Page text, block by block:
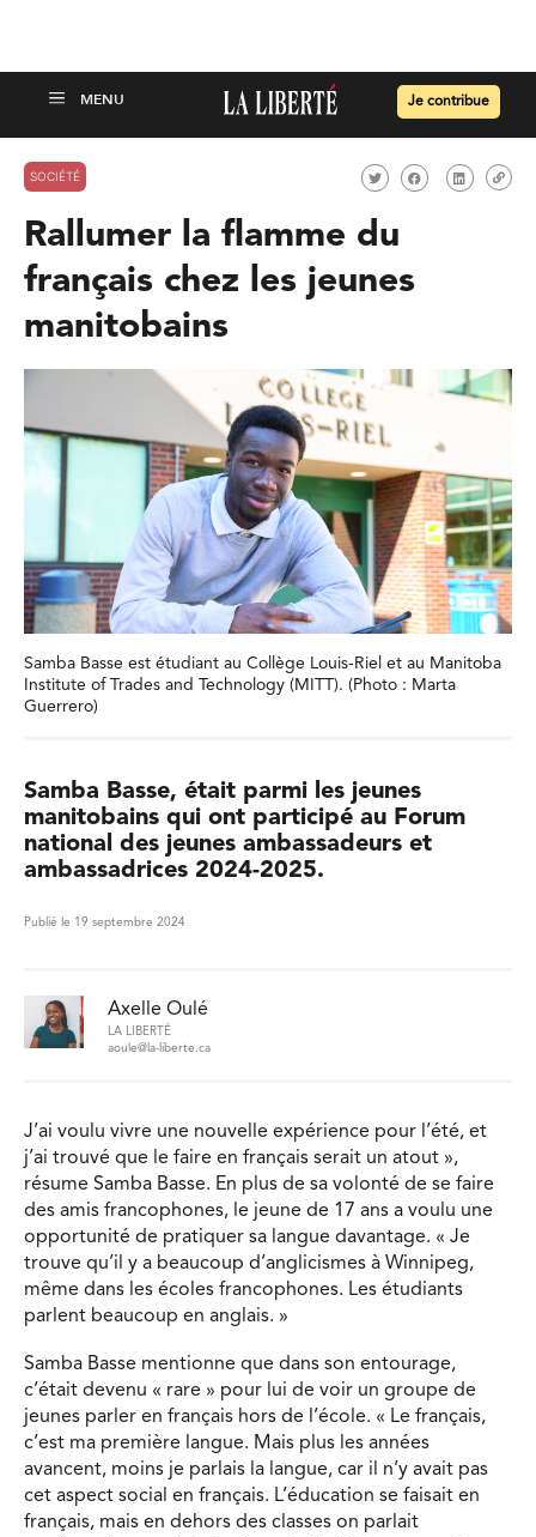
Je contribue
SOCIÉTÉ
Rallumer la flamme du
français chez les jeunes
manitobains
Samba Basse est étudiant au Collège Louis-Riel et au Manitoba
Institute of Trades and Technology (MITT). (Photo : Marta
Guerrero)
Samba Basse, était parmi les jeunes
manitobains qui ont participé au Forum
national des jeunes ambassadeurs et
ambassadrices 2024-2025.
Publié le 19 septembre 2024
Axelle Oulé
LA LIBERTÉ
aoule@la-liberte.ca
J’ai voulu vivre une nouvelle expérience pour l’été, et
j’ai trouvé que le faire en français serait un atout »,
résume Samba Basse. En plus de sa volonté de se faire
des amis francophones, le jeune de 17 ans a voulu une
opportunité de pratiquer sa langue davantage. « Je
trouve qu’il y a beaucoup d’anglicismes à Winnipeg,
même dans les écoles francophones. Les étudiants
parlent beaucoup en anglais. »
Samba Basse mentionne que dans son entourage,
c’était devenu « rare » pour lui de voir un groupe de
jeunes parler en français hors de l’école. « Le français,
c’est ma première langue. Mais plus les années
avancent, moins je parlais la langue, car il n’y avait pas
cet aspect social en français. L’éducation se faisait en
français, mais en dehors des classes on parlait